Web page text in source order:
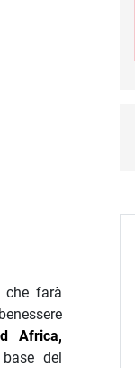
che farà
Africa,
del